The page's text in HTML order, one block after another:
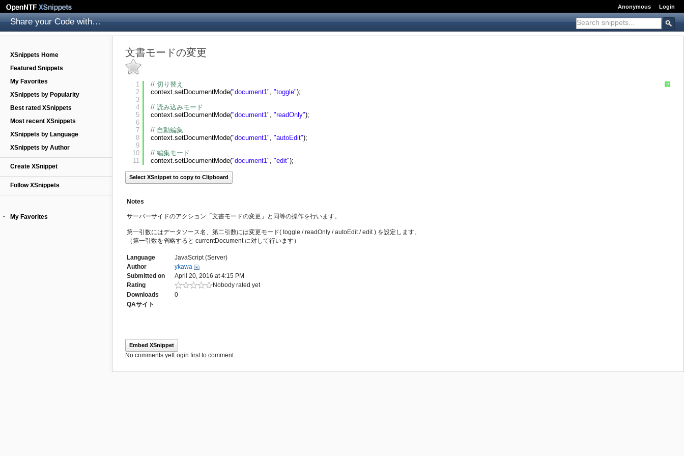
Anonymous Login
Share your Code with others
XSnippets Home
Featured Snippets
My Favorites
XSnippets by Popularity
Best rated XSnippets
Most recent XSnippets
XSnippets by Language
XSnippets by Author
Create XSnippet
Follow XSnippets
My Favorites
文書モードの変更
?
1
2
3
4
5
6
7
8
9
10
11
// 切り替え
context.setDocumentMode("document1", "toggle");
// 読み込みモード
context.setDocumentMode("document1", "readOnly");
// 自動編集
context.setDocumentMode("document1", "autoEdit");
// 編集モード
context.setDocumentMode("document1", "edit");
Select XSnippet to copy to Clipboard
Notes
サーバーサイドのアクション「文書モードの変更」と同等の操作を行います。
第一引数にはデータソース名、第二引数には変更モード( toggle / readOnly / autoEdit / edit ) を設定します。
（第一引数を省略すると currentDocument に対して行います）
Language
JavaScript (Server)
Author
ykawa
Submitted on
April 20, 2016 at 4:15 PM
Rating
Nobody rated yet
Downloads
0
QAサイト
Embed XSnippet
No comments yetLogin first to comment...